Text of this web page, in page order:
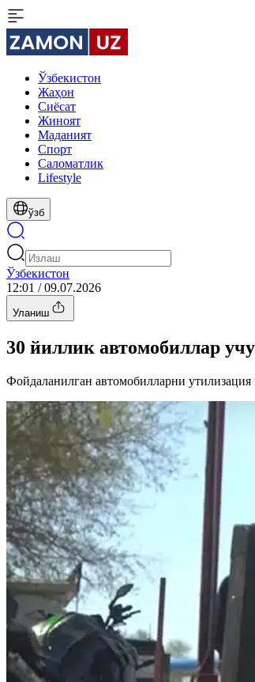
Ўзбекистон
Жаҳон
Сиёсат
Жиноят
Маданият
Спорт
Cаломатлик
Lifestyle
ўзб
Ўзбекистон
12:01 / 09.07.2026
Уланиш
30 йиллик автомобиллар
Фойдаланилган автомобилларни